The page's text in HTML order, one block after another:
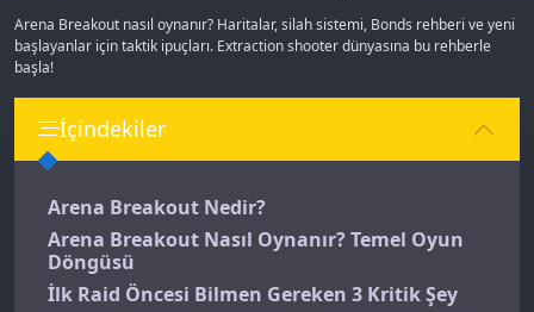
Arena Breakout nasıl oynanır? Haritalar, silah sistemi, Bonds rehberi ve yeni
başlayanlar için taktik ipuçları. Extraction shooter dünyasına bu rehberle
başla!
İçindekiler
Arena Breakout Nedir?
Arena Breakout Nasıl Oynanır? Temel Oyun
Döngüsü
İlk Raid Öncesi Bilmen Gereken 3 Kritik Şey